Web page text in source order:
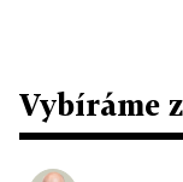
Vybíráme